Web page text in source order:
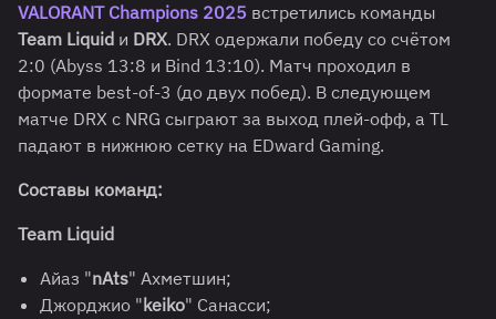
VALORANT Champions 2025 встретились команды
Team Liquid и DRX. DRX одержали победу со счётом
2:0 (Abyss 13:8 и Bind 13:10). Матч проходил в
формате best-of-3 (до двух побед). В следующем
матче DRX с NRG сыграют за выход плей-офф, а TL
падают в нижнюю сетку на EDward Gaming.
Составы команд:
Team Liquid
Айаз "nAts" Ахметшин;
Джорджио "keiko" Санасси;